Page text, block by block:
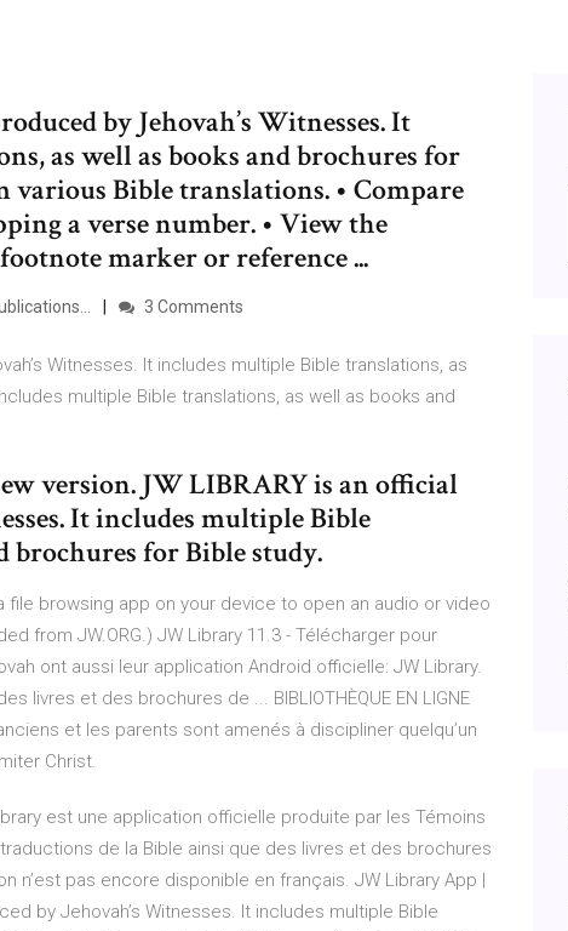
by Jehovah’s Witnesses. It
as well as books and brochures for
various Bible translations. • Compare
a verse number. • View the
marker or reference ...
3 Comments
Witnesses. It includes multiple Bible translations, as
multiple Bible translations, as well as books and
version. JW LIBRARY is an official
It includes multiple Bible
brochures for Bible study.
file browsing app on your device to open an audio or video
from JW.ORG.) JW Library 11.3 - Télécharger pour
ont aussi leur application Android officielle: JW Library.
livres et des brochures de ... BIBLIOTHÈQUE EN LIGNE
et les parents sont amenés à discipliner quelqu’un
Christ.
est une application officielle produite par les Témoins
de la Bible ainsi que des livres et des brochures
n’est pas encore disponible en français. JW Library App |
by Jehovah’s Witnesses. It includes multiple Bible